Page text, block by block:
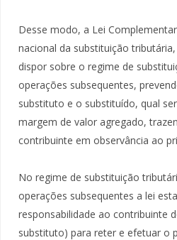
Desse modo, a Lei
nacional da substituição
dispor sobre o regime de
operações subsequentes,
substituto e o substituído, qual
margem de valor agregado,
contribuinte em observância ao
No regime de substituição
operações subsequentes a lei
responsabilidade ao contribuinte
substituto) para reter e efetuar o